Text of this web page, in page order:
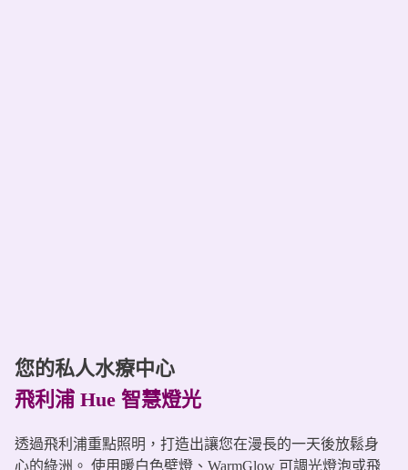
您的私人水療中心
飛利浦 Hue 智慧燈光
透過飛利浦重點照明，打造出讓您在漫長的一天後放鬆身
心的綠洲。 使用暖白色壁燈、WarmGlow 可調光燈泡或飛